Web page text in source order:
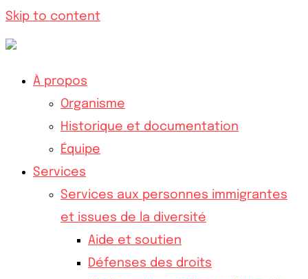
Skip to content
À propos
Organisme
Historique et documentation
Équipe
Services
Services aux personnes immigrantes
et issues de la diversité
Aide et soutien
Défenses des droits